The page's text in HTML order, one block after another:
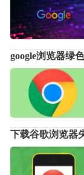
google浏览器绿
下载谷歌浏览器